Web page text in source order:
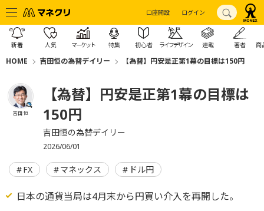
口座開設 ログイン
新着 人気 マーケット 特集 初心者 ライフデザイン 連載 著者 商
HOME 吉田恒の為替デイリー 【為替】円安是正第1幕の目標は150円
吉田 恒
【為替】円安是正第1幕の目標は
150円
吉田恒の為替デイリー
2026/06/01
FX マネックス ドル円
日本の通貨当局は4月末から円買い介入を再開した。